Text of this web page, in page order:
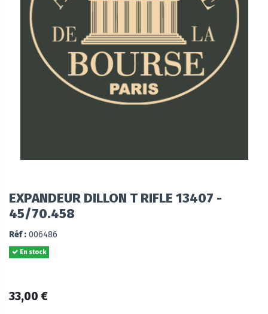
EXPANDEUR DILLON T RIFLE 13407 -
45/70.458
Réf : 006486
En stock
33,00 €